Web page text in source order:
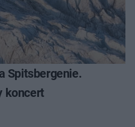
Spitsbergenie.
koncert